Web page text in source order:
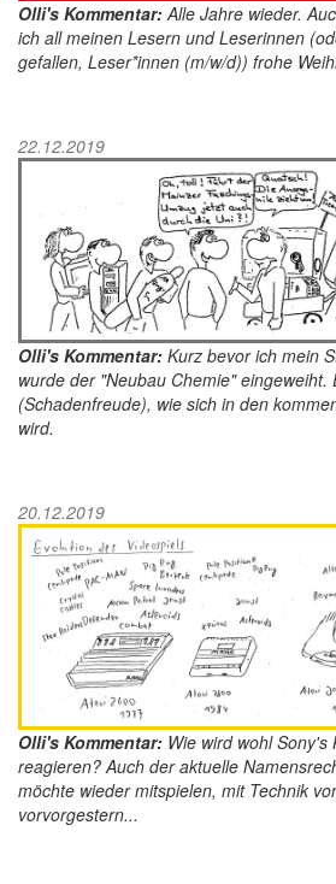
Olli's Kommentar: Alle Jahre wieder.
ich all meinen Lesern und Leserinnen
gefallen, Leser*innen (m/w/d)) frohe
22.12.2019
Olli's Kommentar: Kurz bevor ich mein
wurde der "Neubau Chemie" eingeweiht.
(Schadenfreude), wie sich in den
wird.
20.12.2019
Olli's Kommentar: Wie wird wohl Sony's
reagieren? Auch der aktuelle
möchte wieder mitspielen, mit Technik
vorvorgestern...